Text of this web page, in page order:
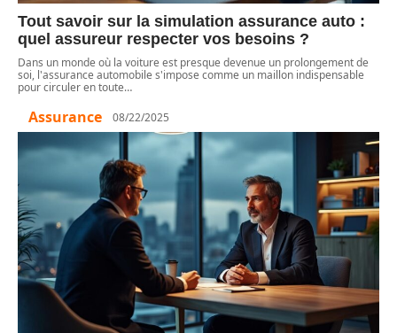
Tout savoir sur la simulation assurance auto :
quel assureur respecter vos besoins ?
Dans un monde où la voiture est presque devenue un prolongement de
soi, l'assurance automobile s'impose comme un maillon indispensable
pour circuler en toute…
Assurance 08/22/2025